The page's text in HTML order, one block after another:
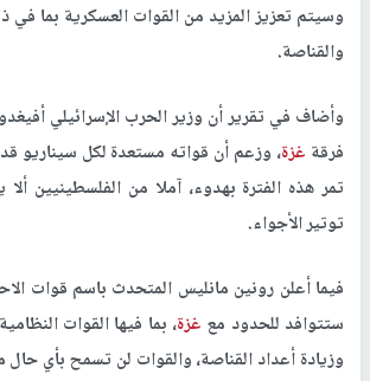
وسيتم تعزيز المزيد من القوات العسكرية بما في
والقناصة.
وأضاف في تقرير أن وزير الحرب الإسرائيلي
فرقة غزة، وزعم أن قواته مستعدة لكل سيناريو
تمر هذه الفترة بهدوء، آملا من الفلسطينيين
توتير الأجواء.
فيما أعلن رونين مانليس المتحدث باسم قوات
ستتوافد للحدود مع غزة، بما فيها القوات
وزيادة أعداد القناصة، والقوات لن تسمح بأي